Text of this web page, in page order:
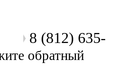
8 (812) 635-
обратный